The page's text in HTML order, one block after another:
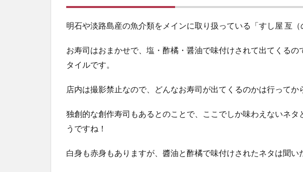
4
し
ま
め
明石や淡路島産の魚介類をメインに取り扱っている「すし屋 亙（
お寿司はおまかせで、塩・酢橘・醤油で味付けされて出てくるの
タイルです。
店内は撮影禁止なので、どんなお寿司が出てくるのかは行ってか
独創的な創作寿司もあるとのことで、ここでしか味わえないネタ
うですね！
白身も赤身もありますが、醬油と酢橘で味付けされたネタは聞い